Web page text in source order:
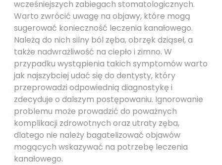
wcześniejszych zabiegach stomatologicznych.
Warto zwrócić uwagę na objawy, które mogą
sugerować konieczność leczenia kanałowego.
Należą do nich silny ból zęba, obrzęk dziąseł, a
także nadwrażliwość na ciepło i zimno. W
przypadku wystąpienia takich symptomów warto
jak najszybciej udać się do dentysty, który
przeprowadzi odpowiednią diagnostykę i
zdecyduje o dalszym postępowaniu. Ignorowanie
problemu może prowadzić do poważnych
komplikacji zdrowotnych oraz utraty zęba,
dlatego nie należy bagatelizować objawów
mogących wskazywać na potrzebę leczenia
kanałowego.